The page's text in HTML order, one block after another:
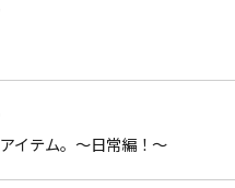
イテム。〜日常編！〜